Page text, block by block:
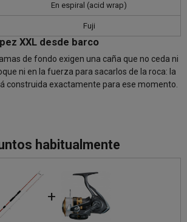
En espiral (acid wrap)
Fuji
XXL desde barco
de fondo exigen una caña que no ceda ni
ni en la fuerza para sacarlos de la roca: la
construida exactamente para ese momento.
habitualmente
+